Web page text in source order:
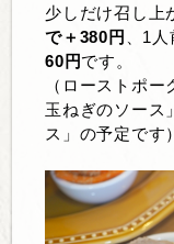
少しだけ召し上
で＋380円 、1
60円です。
（ローストポ
玉ねぎのソース
ス」の予定です）